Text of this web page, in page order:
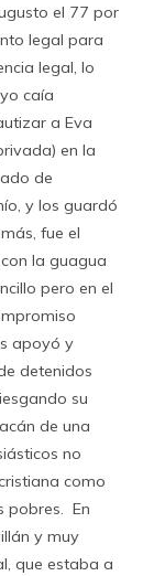
el 77 por
legal para
legal, lo
caía
a Eva
en la
de
y los guardó
fue el
la guagua
pero en el
apoyó y
detenidos
su
de una
no
como
pobres. En
y muy
que estaba a